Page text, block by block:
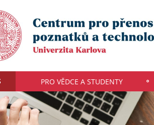
PRO VĚDCE A STUDENTY